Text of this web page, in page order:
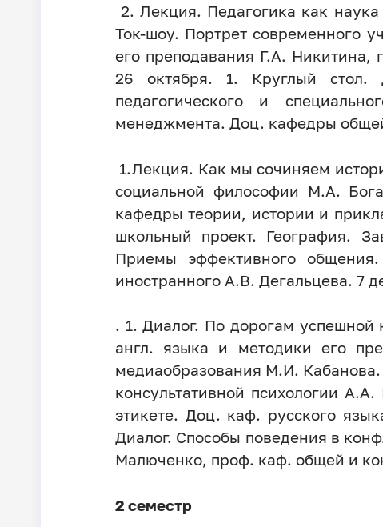
2. Лекция. Педагогика как
Ток-шоу. Портрет современного
его преподавания Г.А.
26 октября. 1. Круглый стол.
педагогического и
менеджмента. Доц. кафедры
1.Лекция. Как мы сочиняем
социальной философии М.А.
кафедры теории, истории и
школьный проект. География.
Приемы эффективного
иностранного А.В. Дегальцева. 7
. 1. Диалог. По дорогам
англ. языка и методики его
медиаобразования М.И.
консультативной психологии
этикете. Доц. каф. русского
Диалог. Способы поведения в
Малюченко, проф. каф. общей и
2 семестр